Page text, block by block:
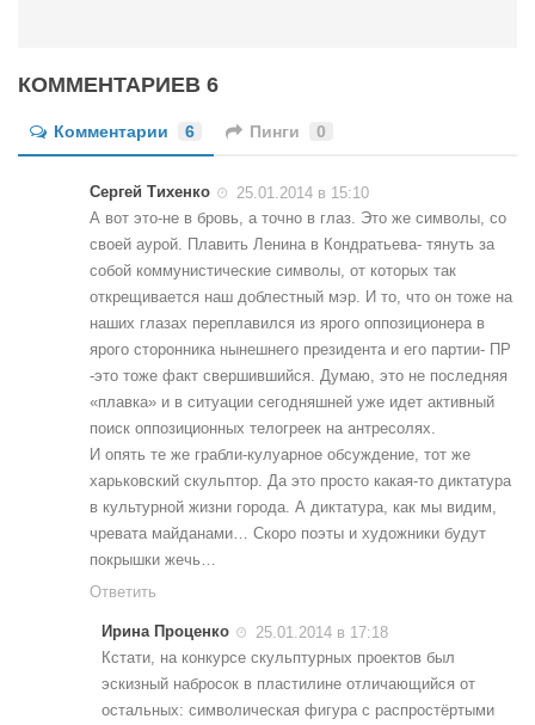
КОММЕНТАРИЕВ 6
Комментарии 6 Пинги 0
Сергей Тихенко
25.01.2014 в 15:10
А вот это-не в бровь, а точно в глаз. Это же символы, со
своей аурой. Плавить Ленина в Кондратьева- тянуть за
собой коммунистические символы, от которых так
открещивается наш доблестный мэр. И то, что он тоже на
наших глазах переплавился из ярого оппозиционера в
ярого сторонника нынешнего президента и его партии- ПР
-это тоже факт свершившийся. Думаю, это не последняя
«плавка» и в ситуации сегодняшней уже идет активный
поиск оппозиционных телогреек на антресолях.
И опять те же грабли-кулуарное обсуждение, тот же
харьковский скульптор. Да это просто какая-то диктатура
в культурной жизни города. А диктатура, как мы видим,
чревата майданами… Скоро поэты и художники будут
покрышки жечь…
Ответить
Ирина Проценко
25.01.2014 в 17:18
Кстати, на конкурсе скульптурных проектов был
эскизный набросок в пластилине отличающийся от
остальных: символическая фигура с распростёртыми